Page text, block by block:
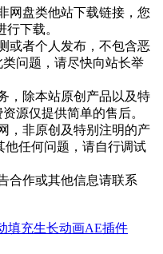
网盘类他站下载链接，您
下载。
或者个人发布，不包含恶
问题，请尽快向站长举
，除本站原创产品以及特
源仅提供简单的售后。
，非原创及特别注明的产
他任何问题，请自行调试
合作或其他信息请联系
填充生长动画AE插件